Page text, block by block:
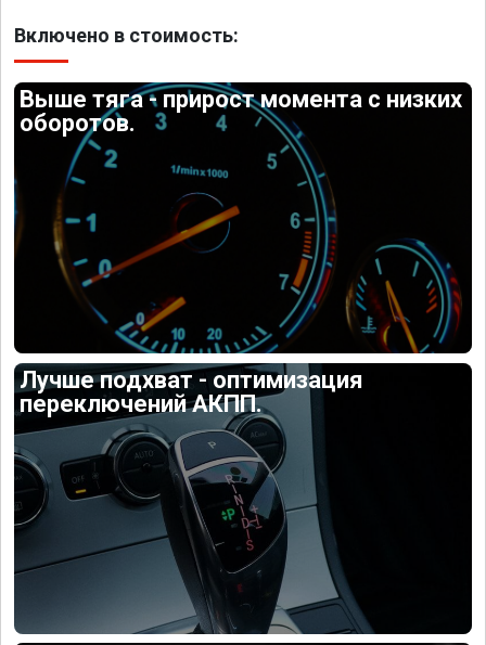
Включено в стоимость:
Выше тяга - прирост момента с низких
оборотов.
Лучше подхват - оптимизация
переключений АКПП.